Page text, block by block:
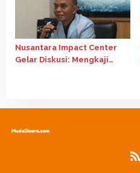
Nusantara Impact Center
Gelar Diskusi: Mengkaji